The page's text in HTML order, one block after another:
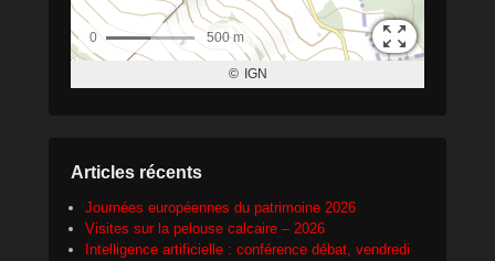
Articles récents
Journées européennes du patrimoine 2026
Visites sur la pelouse calcaire – 2026
Intelligence artificielle : conférence débat, vendredi